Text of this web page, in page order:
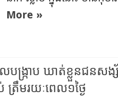
More »
បង្រ្កាប ឃាត់ខ្លួនជន
រឹមរយៈពេល១ថ្ងៃ